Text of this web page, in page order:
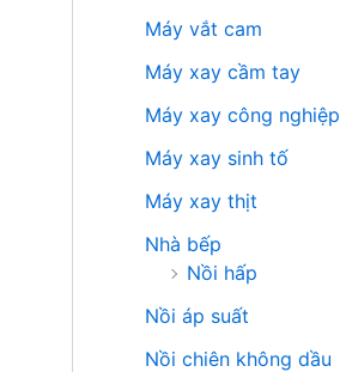
Máy vắt cam
Máy xay cầm tay
Máy xay công nghiệp
Máy xay sinh tố
Máy xay thịt
Nhà bếp
Nồi hấp
Nồi áp suất
Nồi chiên không dầu